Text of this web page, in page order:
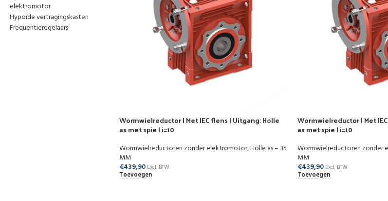
elektromotor
Hypoïde vertragingskasten
Frequentieregelaars
Wormwielreductor | Met IEC flens | Uitgang: Holle
as met spie | i=10
Wormwielreductoren zonder elektromotor,Holle as – 35
MM
€439,90 Excl. BTW
Toevoegen
Wormwielreductor | Met
as met spie | i=10
Wormwielreductoren zonder
MM
€439,90 Excl. BTW
Toevoegen